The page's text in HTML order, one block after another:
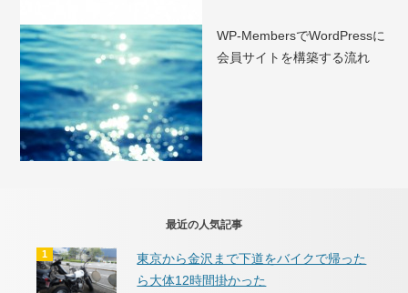
WP-MembersでWordPressに
会員サイトを構築する流れ
最近の人気記事
東京から金沢まで下道をバイクで帰った
ら大体12時間掛かった